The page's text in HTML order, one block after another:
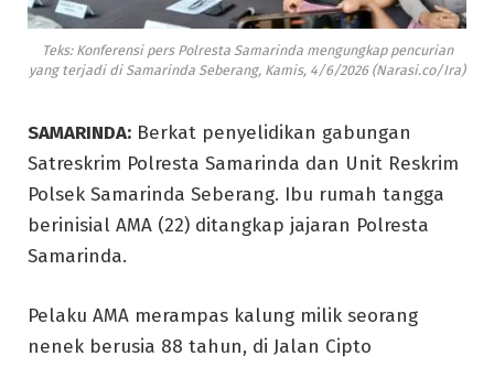
Teks: Konferensi pers Polresta Samarinda mengungkap pencurian
yang terjadi di Samarinda Seberang, Kamis, 4/6/2026 (Narasi.co/Ira)
SAMARINDA: Berkat penyelidikan gabungan
Satreskrim Polresta Samarinda dan Unit Reskrim
Polsek Samarinda Seberang. Ibu rumah tangga
berinisial AMA (22) ditangkap jajaran Polresta
Samarinda.
Pelaku AMA merampas kalung milik seorang
nenek berusia 88 tahun, di Jalan Cipto